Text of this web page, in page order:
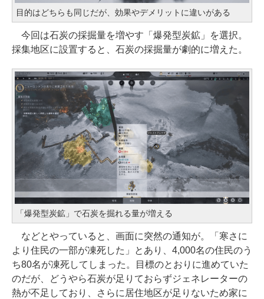
目的はどちらも同じだが、効果やデメリットに違いがある
今回は石炭の採掘量を増やす「爆発型炭鉱」を選択。
採集地区に設置すると、石炭の採掘量が劇的に増えた。
「爆発型炭鉱」で石炭を掘れる量が増える
などとやっていると、画面に突然の通知が。「寒さに
より住民の一部が凍死した」とあり、4,000名の住民のう
ち80名が凍死してしまった。目標のとおりに進めていた
のだが、どうやら石炭が足りておらずジェネレーターの
熱が不足しており、さらに居住地区が足りないため家に